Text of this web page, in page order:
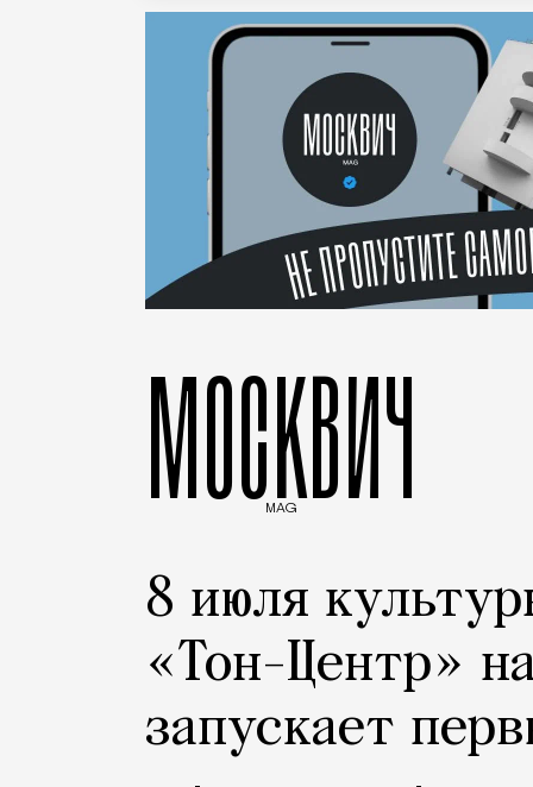
МОСКВИЧ
MAG
8 июля
«Тон-Центр»
запускает